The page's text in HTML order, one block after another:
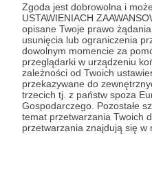
Zgoda jest dobrowolna i
USTAWIENIACH
opisane Twoje prawo
usunięcia lub ograniczenia
dowolnym momencie za
przeglądarki w urządzeniu
zależności od Twoich
przekazywane do
trzecich tj. z państw spoza
Gospodarczego. Pozostałe
temat przetwarzania Twoich
przetwarzania znajdują się w
🧡wyślemy Ci także
plakat, pocztówki,
Patroni: 0
280 zł